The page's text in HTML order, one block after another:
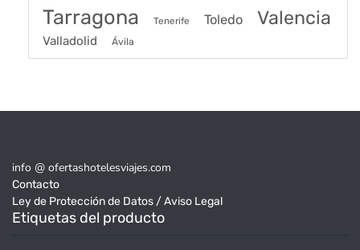
Tarragona Tenerife Toledo Valencia
Valladolid Ávila
info @ ofertashotelesviajes.com
Contacto
Ley de Protección de Datos / Aviso Legal
Etiquetas del producto